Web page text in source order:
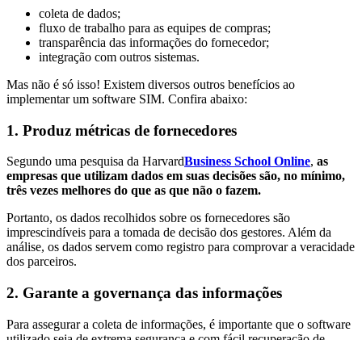
coleta de dados;
fluxo de trabalho para as equipes de compras;
transparência das informações do fornecedor;
integração com outros sistemas.
Mas não é só isso! Existem diversos outros benefícios ao
implementar um software SIM. Confira abaixo:
1. Produz métricas de fornecedores
Segundo uma pesquisa da HarvardBusiness School Online, as
empresas que utilizam dados em suas decisões são, no mínimo,
três vezes melhores do que as que não o fazem.
Portanto, os dados recolhidos sobre os fornecedores são
imprescindíveis para a tomada de decisão dos gestores. Além da
análise, os dados servem como registro para comprovar a veracidade
dos parceiros.
2. Garante a governança das informações
Para assegurar a coleta de informações, é importante que o software